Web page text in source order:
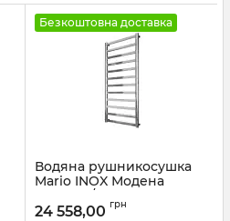
Безкоштовна доставка
Водяна рушникосушка
Mario INOX Модена
1170х540/500 золото
сатин
24 558,00 грн